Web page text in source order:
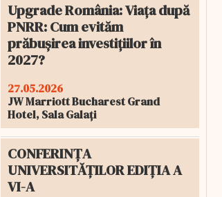
Upgrade România: Viața după
PNRR: Cum evităm
prăbușirea investițiilor în
2027?
27.05.2026
JW Marriott Bucharest Grand
Hotel, Sala Galați
CONFERINȚA
UNIVERSITĂȚILOR EDIȚIA A
VI-A